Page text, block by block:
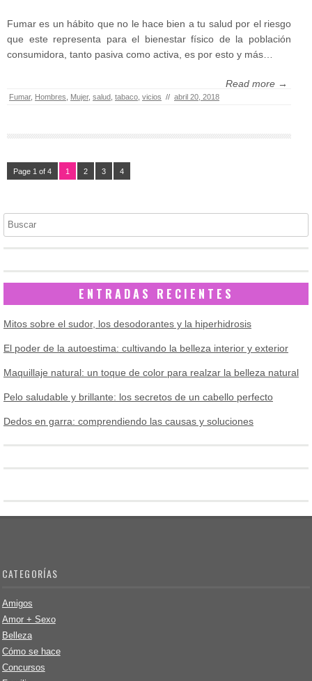
Fumar es un hábito que no le hace bien a tu salud por el riesgo
que este representa para el bienestar físico de la población
consumidora, tanto pasiva como activa, es por esto y más…
Read more →
Fumar, Hombres Mujer, salud tabaco vicios // abril 20, 2018
Page 1 of 4 1 2 3 4
Buscar
ENTRADAS RECIENTES
Mitos sobre el sudor, los desodorantes y la hiperhidrosis
El poder de la autoestima: cultivando la belleza interior y exterior
Maquillaje natural: un toque de color para realzar la belleza natural
Pelo saludable y brillante: los secretos de un cabello perfecto
Dedos en garra: comprendiendo las causas y soluciones
CATEGORÍAS
Amigos
Amor + Sexo
Belleza
Cómo se hace
Concursos